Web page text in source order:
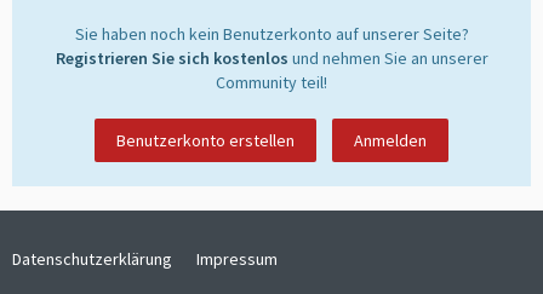
Sie haben noch kein Benutzerkonto auf unserer Seite?
Registrieren Sie sich kostenlos und nehmen Sie an unserer
Community teil!
Benutzerkonto erstellen Anmelden
Datenschutzerklärung Impressum